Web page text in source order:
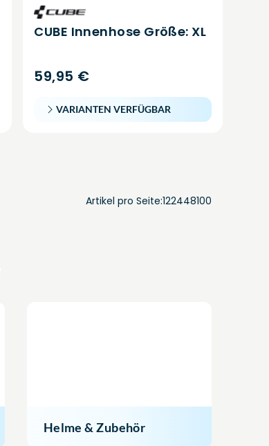
CUBE Innenhose Größe: XL
59,95 €
VARIANTEN VERFÜGBAR
Artikel pro Seite:122448100
Helme & Zubehör